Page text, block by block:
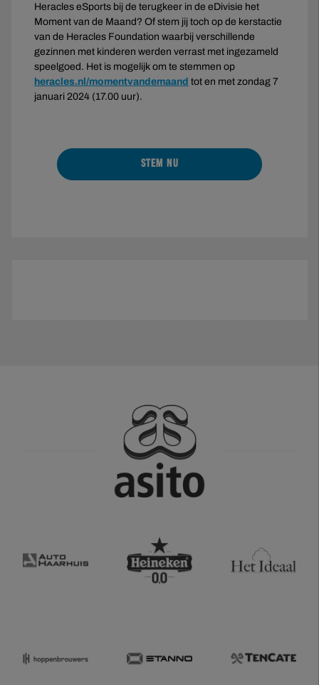
Heracles eSports bij de terugkeer in de eDivisie het
Moment van de Maand? Of stem jij toch op de kerstactie
van de Heracles Foundation waarbij verschillende
gezinnen met kinderen werden verrast met ingezameld
speelgoed. Het is mogelijk om te stemmen op
heracles.nl/momentvandemaand tot en met zondag 7
januari 2024 (17.00 uur).
STEM NU